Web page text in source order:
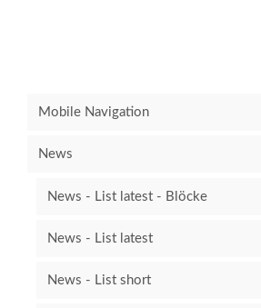
Mobile Navigation
News
News - List latest - Blöcke
News - List latest
News - List short